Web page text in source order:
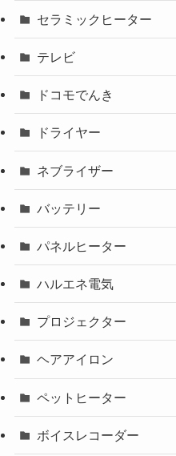
セラミックヒーター
テレビ
ドコモでんき
ドライヤー
ネブライザー
バッテリー
パネルヒーター
ハルエネ電気
プロジェクター
ヘアアイロン
ペットヒーター
ボイスレコーダー